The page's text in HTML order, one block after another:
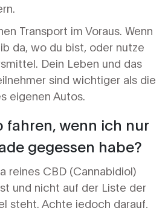
Transport im Voraus. Wenn
da, wo du bist, oder nutze
Dein Leben und das
sind wichtiger als die
eigenen Autos.
fahren, wenn ich nur
gegessen habe?
reines CBD (Cannabidiol)
und nicht auf der Liste der
steht. Achte jedoch darauf,